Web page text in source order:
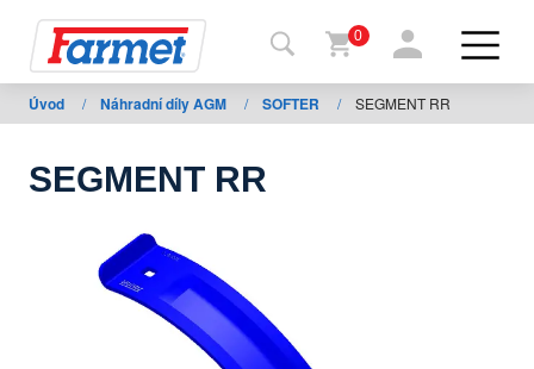
Zpět
na
0
Úvod / Náhradní díly AGM / SOFTER / SEGMENT RR
SEGMENT RR